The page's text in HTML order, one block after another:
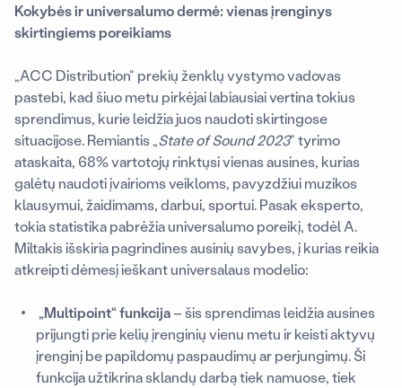
Kokybės ir universalumo dermė: vienas įrenginys
skirtingiems poreikiams
„ACC Distribution“ prekių ženklų vystymo vadovas
pastebi, kad šiuo metu pirkėjai labiausiai vertina tokius
sprendimus, kurie leidžia juos naudoti skirtingose
situacijose. Remiantis „State of Sound 2023“ tyrimo
ataskaita, 68% vartotojų rinktųsi vienas ausines, kurias
galėtų naudoti įvairioms veikloms, pavyzdžiui muzikos
klausymui, žaidimams, darbui, sportui. Pasak eksperto,
tokia statistika pabrėžia universalumo poreikį, todėl A.
Miltakis išskiria pagrindines ausinių savybes, į kurias reikia
atkreipti dėmesį ieškant universalaus modelio:
„Multipoint“funkcija– šis sprendimas leidžia ausines
prijungti prie kelių įrenginių vienu metu ir keisti aktyvų
įrenginį be papildomų paspaudimų ar perjungimų. Ši
funkcija užtikrina sklandų darbą tiek namuose, tiek